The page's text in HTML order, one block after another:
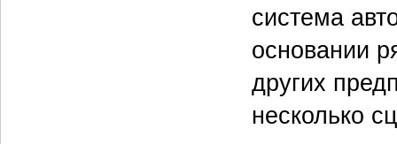
система
основании
других
несколько